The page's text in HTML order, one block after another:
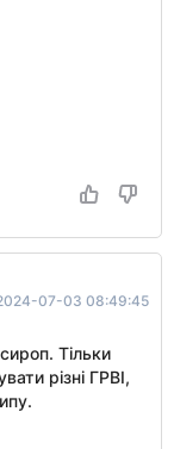
07-03 08:49:45
Тільки
різні ГРВІ,